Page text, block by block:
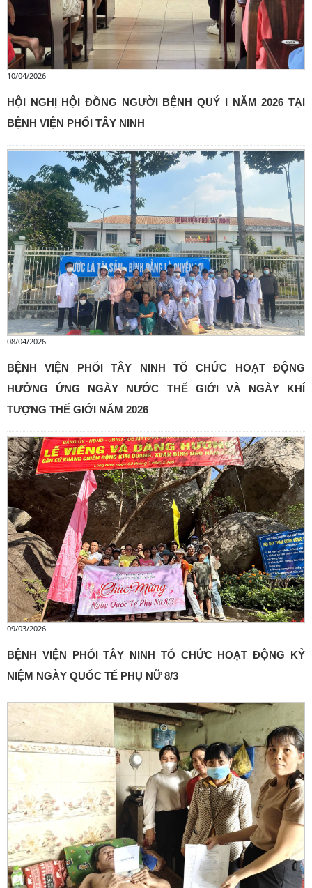
10/04/2026
HỘI NGHỊ HỘI ĐỒNG NGƯỜI BỆNH QUÝ I NĂM 2026 TẠI
BỆNH VIỆN PHỔI TÂY NINH
08/04/2026
BỆNH VIỆN PHỔI TÂY NINH TỔ CHỨC HOẠT ĐỘNG
HƯỞNG ỨNG NGÀY NƯỚC THẾ GIỚI VÀ NGÀY KHÍ
TƯỢNG THẾ GIỚI NĂM 2026
09/03/2026
BỆNH VIỆN PHỔI TÂY NINH TỔ CHỨC HOẠT ĐỘNG KỶ
NIỆM NGÀY QUỐC TẾ PHỤ NỮ 8/3